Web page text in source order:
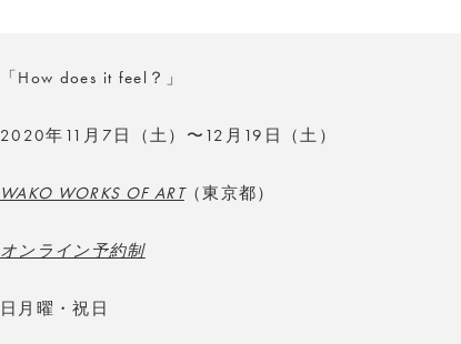
「How does it feel？」
2020年11月7日（土）〜12月19日（土）
WAKO WORKS OF ART（東京都）
オンライン予約制
日月曜・祝日